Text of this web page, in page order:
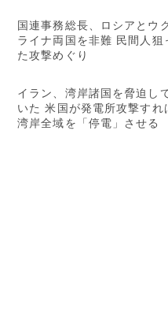
国連事務総長、ロシアとウ
ライナ両国を非難 民間人狙
た攻撃めぐり
イラン、湾岸諸国を脅迫し
いた 米国が発電所攻撃すれ
湾岸全域を「停電」させる